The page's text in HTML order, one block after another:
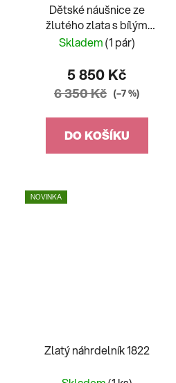
Dětské náušnice ze
žlutého zlata s bílým
zirkonem Mia
Skladem(1 pár)
5 850 Kč
6 350 Kč (–7 %)
DO KOŠÍKU
NOVINKA
Zlatý náhrdelník 1822